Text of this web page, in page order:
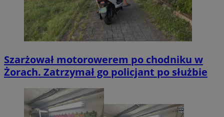
Szarżował motorowerem po chodniku w
Żorach. Zatrzymał go policjant po służbie